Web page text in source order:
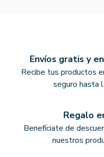
Envíos gratis y
Recibe tus productos
seguro hasta
Regalo
Benefíciate de
nuestros